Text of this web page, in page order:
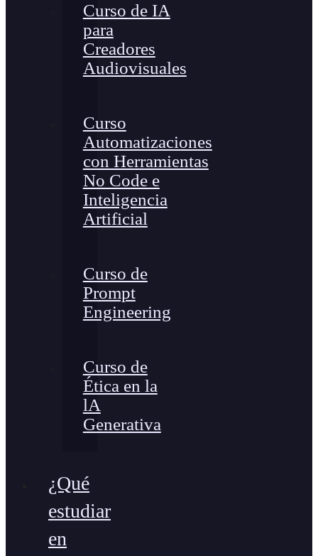
Curso de IA
para
Creadores
Audiovisuales
Curso
Automatizaciones
con Herramientas
No Code e
Inteligencia
Artificial
Curso de
Prompt
Engineering
Curso de
Ética en la
lA
Generativa
¿Qué
estudiar
en